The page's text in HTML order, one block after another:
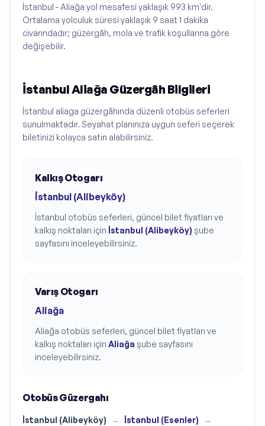
İstanbul - Aliağa yol mesafesi yaklaşık 993 km'dir.
Ortalama yolculuk süresi yaklaşık 9 saat 1 dakika
civarındadır; güzergâh, mola ve trafik koşullarına göre
değişebilir.
İstanbul Aliağa Güzergâh Bilgileri
İstanbul aliaga güzergâhında düzenli otobüs seferleri
sunulmaktadır. Seyahat planınıza uygun seferi seçerek
biletinizi kolayca satın alabilirsiniz.
Kalkış Otogarı
İstanbul (Alibeyköy)
İstanbul otobüs seferleri, güncel bilet fiyatları ve
kalkış noktaları için İstanbul (Alibeyköy) şube
sayfasını inceleyebilirsiniz.
Varış Otogarı
Aliağa
Aliağa otobüs seferleri, güncel bilet fiyatları ve
kalkış noktaları için Aliağa şube sayfasını
inceleyebilirsiniz.
Otobüs Güzergahı
İstanbul (Alibeyköy) → İstanbul (Esenler)
→